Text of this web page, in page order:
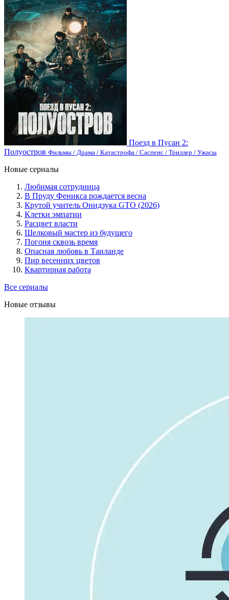
Поезд в Пусан 2:
Полуостров Фильмы / Драма / Катастрофа / Саспенс / Триллер / Ужасы
Новые сериалы
Любимая сотрудница
В Пруду Феникса рождается весна
Крутой учитель Онидзука GTO (2026)
Клетки эмпатии
Расцвет власти
Шелковый мастер из будущего
Погоня сквозь время
Опасная любовь в Таиланде
Пир весенних цветов
Квартирная работа
Все сериалы
Новые отзывы